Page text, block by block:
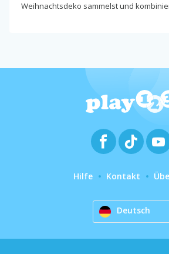
Weihnachtsdeko sammelst und
Hilfe Kontakt
Deutsch